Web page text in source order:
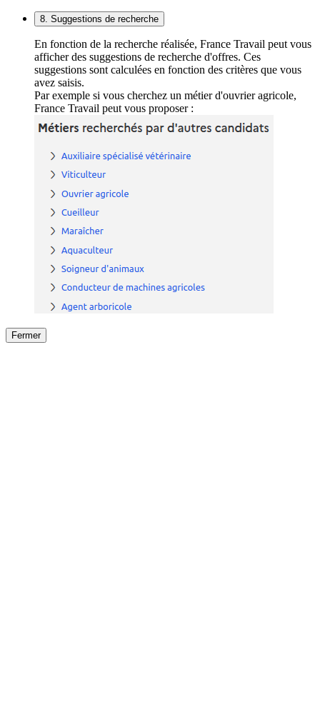
8. Suggestions de recherche
En fonction de la recherche réalisée, France Travail peut vous
afficher des suggestions de recherche d'offres. Ces
suggestions sont calculées en fonction des critères que vous
avez saisis.
Par exemple si vous cherchez un métier d'ouvrier agricole,
France Travail peut vous proposer :
Fermer